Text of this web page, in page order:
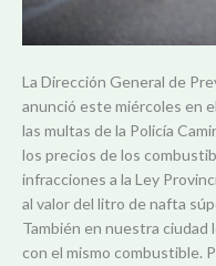
La Dirección General de
anunció este miércoles en el
las multas de la Policía
los precios de los
infracciones a la Ley
al valor del litro de nafta
También en nuestra ciudad
con el mismo combustible.